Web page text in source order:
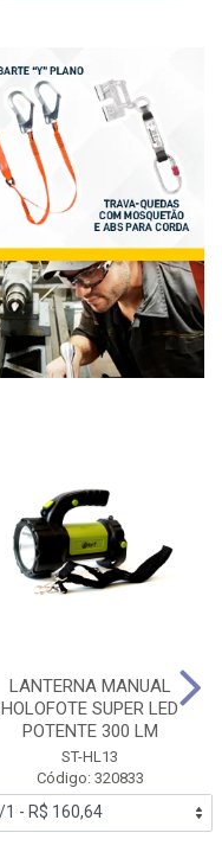
LANTERNA MANUAL
HOLOFOTE SUPER LED
POTENTE 300 LM
ST-HL13
Código: 320833